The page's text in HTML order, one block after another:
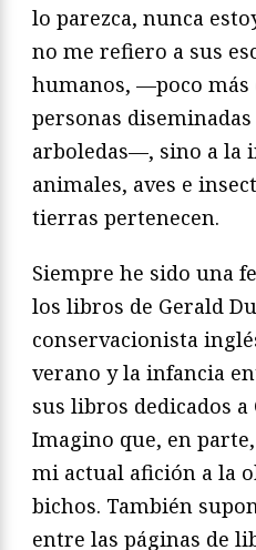
lo parezca, nunca
no me refiero a sus
humanos, —poco más
personas
arboledas—, sino a la
animales, aves e
tierras pertenecen.
Siempre he sido una
los libros de Gerald
conservacionista
verano y la infancia
sus libros dedicados
Imagino que, en
mi actual afición a la
bichos. También
entre las páginas de